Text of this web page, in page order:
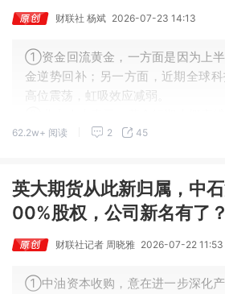
财联社 杨斌 2026-07-23 14:13
①资金回流黄金，一方面是因为上
金逆势回补；另一方面，近期全球
高位震荡，虹吸效应减弱。
口尚未开启，趋势性上涨或需等到9
62.2w+ 阅读 2 45
英大期货从此新归属，中
00%股权，公司新名有了？
财联社记者 周晓雅 2026-07-22 11:53
①中油资本收购，意在进一步深化